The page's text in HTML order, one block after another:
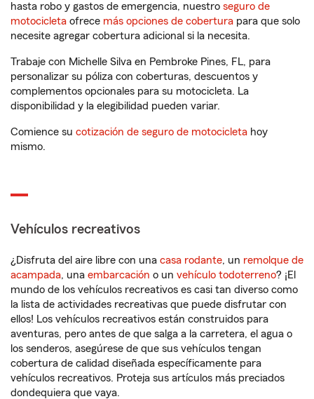
hasta robo y gastos de emergencia, nuestro seguro de
motocicleta ofrece más opciones de cobertura para que solo
necesite agregar cobertura adicional si la necesita.
Trabaje con Michelle Silva en Pembroke Pines, FL, para
personalizar su póliza con coberturas, descuentos y
complementos opcionales para su motocicleta. La
disponibilidad y la elegibilidad pueden variar.
Comience su cotización de seguro de motocicleta hoy
mismo.
Vehículos recreativos
¿Disfruta del aire libre con una casa rodante, un remolque de
acampada, una embarcación o un vehículo todoterreno? ¡El
mundo de los vehículos recreativos es casi tan diverso como
la lista de actividades recreativas que puede disfrutar con
ellos! Los vehículos recreativos están construidos para
aventuras, pero antes de que salga a la carretera, el agua o
los senderos, asegúrese de que sus vehículos tengan
cobertura de calidad diseñada específicamente para
vehículos recreativos. Proteja sus artículos más preciados
dondequiera que vaya.